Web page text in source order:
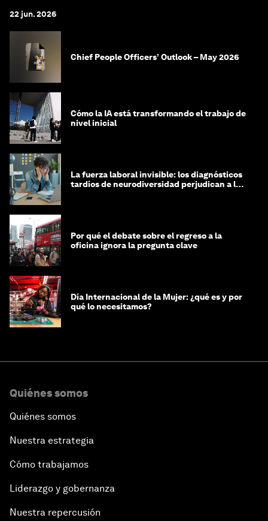
22 jun. 2026
Chief People Officers’ Outlook – May 2026
Cómo la IA está transformando el trabajo de
nivel inicial
La fuerza laboral invisible: los diagnósticos
tardíos de neurodiversidad perjudican a las
Por qué el debate sobre el regreso a la
oficina ignora la pregunta clave
Día Internacional de la Mujer: ¿qué es y por
qué lo necesitamos?
Quiénes somos
Quiénes somos
Nuestra estrategia
Cómo trabajamos
Liderazgo y gobernanza
Nuestra repercusión